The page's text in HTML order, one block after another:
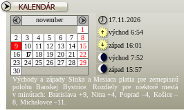
november
1
2
3 4 5 6 7
8
9
10 11 12 13 14
15
16
17 18 19 20 21
22
23 24 25 26 27 28 29
30
17.11.2026
východ 6:54
západ 16:01
východ 7:52
západ 15:57
Východy a západy Slnka a Mesiaca platia pre zemepisnú
polohu Banskej Bystrice. Rozdiely pre niektoré mestá
v minútach: Bratislava +9, Nitra +4, Poprad –4, Košice –
8, Michalovce –11.